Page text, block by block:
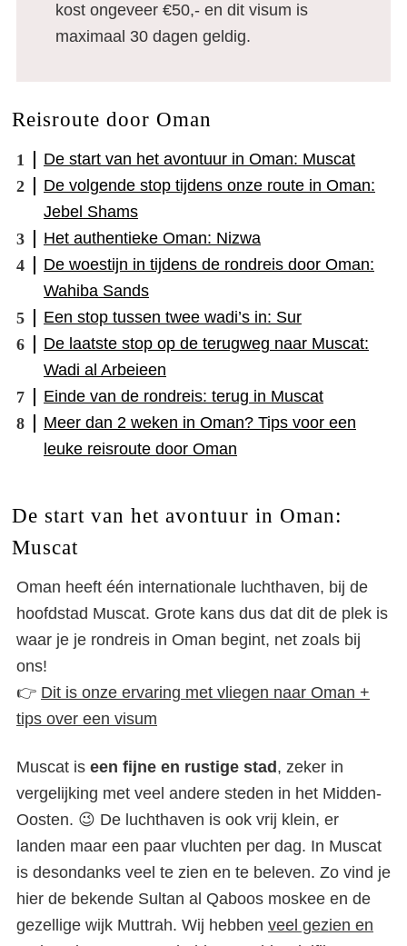
kost ongeveer €50,- en dit visum is
maximaal 30 dagen geldig.
Reisroute door Oman
De start van het avontuur in Oman: Muscat
De volgende stop tijdens onze route in Oman:
Jebel Shams
Het authentieke Oman: Nizwa
De woestijn in tijdens de rondreis door Oman:
Wahiba Sands
Een stop tussen twee wadi’s in: Sur
De laatste stop op de terugweg naar Muscat:
Wadi al Arbeieen
Einde van de rondreis: terug in Muscat
Meer dan 2 weken in Oman? Tips voor een
leuke reisroute door Oman
De start van het avontuur in Oman:
Muscat
Oman heeft één internationale luchthaven, bij de
hoofdstad Muscat. Grote kans dus dat dit de plek is
waar je je rondreis in Oman begint, net zoals bij
ons!
👉 Dit is onze ervaring met vliegen naar Oman +
tips over een visum
Muscat is een fijne en rustige stad , zeker in
vergelijking met veel andere steden in het Midden-
Oosten. 😉 De luchthaven is ook vrij klein, er
landen maar een paar vluchten per dag. In Muscat
is desondanks veel te zien en te beleven. Zo vind je
hier de bekende Sultan al Qaboos moskee en de
gezellige wijk Muttrah. Wij hebben veel gezien en